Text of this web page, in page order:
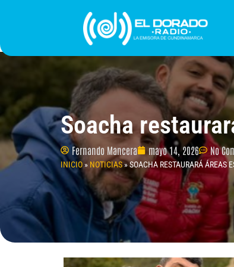
PROGRAMACIÓN
Soacha
Fernando Mancera mayo 14, 2026 No
INICIO » NOTICIAS»SOACHA RESTAURARÁ ÁREAS